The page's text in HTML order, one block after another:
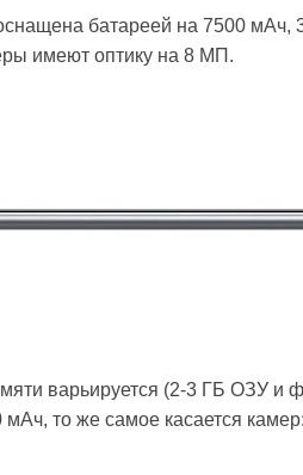
батареей на 7500
имеют оптику на 8 МП.
варьируется (2-3 ГБ ОЗУ и
мАч, то же самое касается